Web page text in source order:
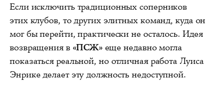
Если исключить традиционных соперников
этих клубов, то других элитных команд, куда он
мог бы перейти, практически не осталось. Идея
возвращения в «ПСЖ»еще недавно могла
показаться реальной, но отличная работа Луиса
Энрике делает эту должность недоступной.